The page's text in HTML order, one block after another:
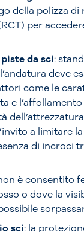
della polizza
per
da sci:
deve
come le
e l’affollamento
a limitare
di incroci
è consentito
o dove la
sci: la